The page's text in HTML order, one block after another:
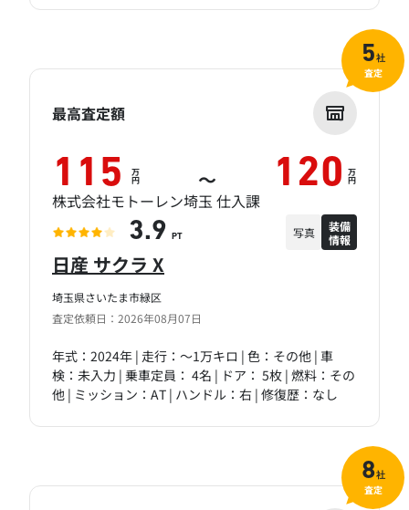
埼玉県さいたま市緑区
査定依頼日：2026年08月07日
日産 サクラ X
年式：2024年 | 走行：～1万キロ | 色：その他 | 車
検：未入力 | 乗車定員： 4名 | ドア： 5枚 | 燃料：その
他 | ミッション：AT | ハンドル：右 | 修復歴：なし
最高査定額
115 万
円 ～ 120 万
円
株式会社モトーレン埼玉 仕入課
3.9 PT 写真
装備
情報
5社
査定
8社
査定